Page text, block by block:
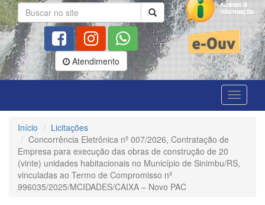
Atendimento
Início
Licitações
Concorrência Eletrônica nº 007/2026, Contratação de
Empresa para execução das obras de construção de 20
(vinte) unidades habitacionais no Município de Sinimbu/RS,
vinculadas ao Termo de Compromisso nº
996035/2025/MCIDADES/CAIXA – Novo PAC